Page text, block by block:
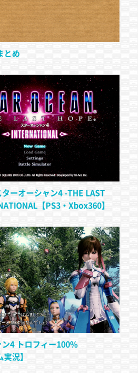
とめ
ターオーシャン4 -THE LAST
【PS3・Xbox360】
4 トロフィー100%
況】